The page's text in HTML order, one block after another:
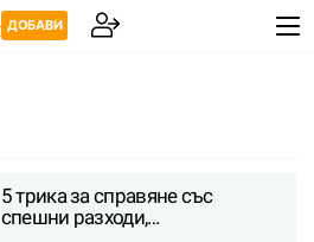
ДОБАВИ
5 трика за справяне със
спешни разходи,…